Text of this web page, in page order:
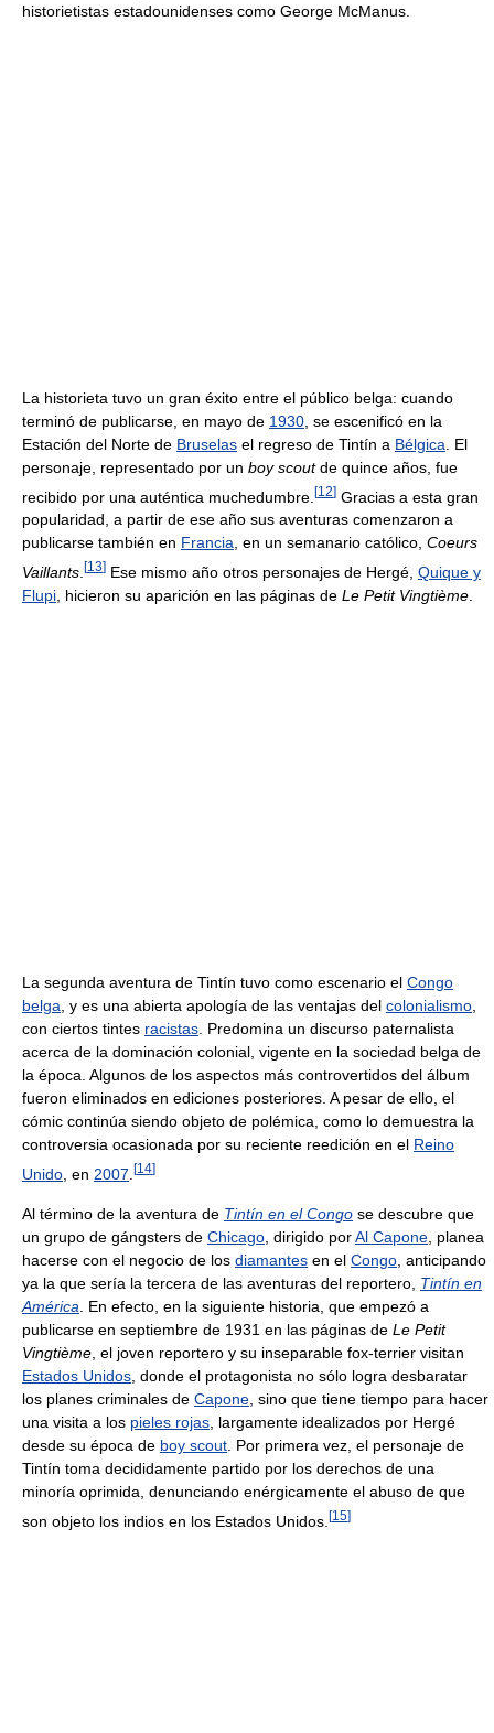
historietistas estadounidenses como George McManus.
La historieta tuvo un gran éxito entre el público belga: cuando
terminó de publicarse, en mayo de 1930 , se escenificó en la
Estación del Norte de Bruselas el regreso de Tintín a Bélgica . El
personaje, representado por un boy scoutde quince años, fue
recibido por una auténtica muchedumbre. [12] Gracias a esta gran
popularidad, a partir de ese año sus aventuras comenzaron a
publicarse también en Francia, en un semanario católico, Coeurs
Vaillants [13] Ese mismo año otros personajes de Hergé, Quique y
Flupi , hicieron su aparición en las páginas de Le Petit Vingtième
La segunda aventura de Tintín tuvo como escenario el Congo
belga , y es una abierta apología de las ventajas del colonialismo
con ciertos tintes racistas . Predomina un discurso paternalista
acerca de la dominación colonial, vigente en la sociedad belga de
la época. Algunos de los aspectos más controvertidos del álbum
fueron eliminados en ediciones posteriores. A pesar de ello, el
cómic continúa siendo objeto de polémica, como lo demuestra la
controversia ocasionada por su reciente reedición en el Reino
Unido , en 2007 [14]
Al término de la aventura de Tintín en el Congo se descubre que
un grupo de gángsters de Chicago , dirigido porAl Capone , planea
hacerse con el negocio de los diamantes en el Congo , anticipando
ya la que sería la tercera de las aventuras del reportero, Tintín en
América . En efecto, en la siguiente historia, que empezó a
publicarse en septiembre de 1931 en las páginas de Le Petit
Vingtième , el joven reportero y su inseparable fox-terrier visitan
Estados Unidos , donde el protagonista no sólo logra desbaratar
los planes criminales de Capone , sino que tiene tiempo para hacer
una visita a los pieles rojas , largamente idealizados por Hergé
desde su época de boy scout . Por primera vez, el personaje de
Tintín toma decididamente partido por los derechos de una
minoría oprimida, denunciando enérgicamente el abuso de que
son objeto los indios en los Estados Unidos. [15]